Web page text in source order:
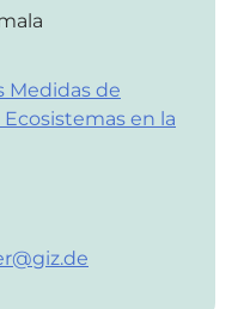
Medidas de
en la